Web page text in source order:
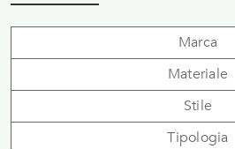
Marca
Materiale
Stile
Tipologia